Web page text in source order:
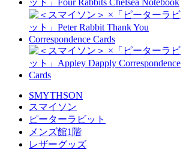
SMYTHSON
スマイソン
ピーターラビット
メンズ館1階
レザーグッズ